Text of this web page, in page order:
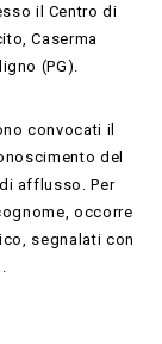
il Centro di
Caserma
(PG).
convocati il
del
afflusso. Per
occorre
segnalati con